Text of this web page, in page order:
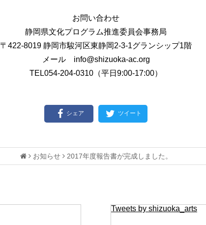
お問い合わせ
静岡県文化プログラム推進委員会事務局
〒422-8019 静岡市駿河区東静岡2-3-1グランシップ1階
メール info@shizuoka-ac.org
TEL054-204-0310（平日9:00-17:00）
シェア ツイート
お知らせ 2017年度報告書が完成しました。
Tweets by shizuoka_arts